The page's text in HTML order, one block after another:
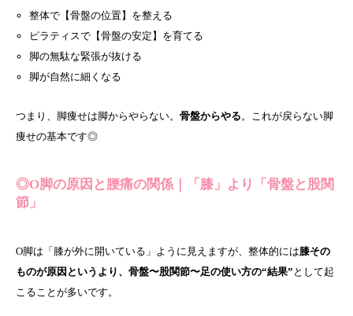
整体で【骨盤の位置】を整える
ピラティスで【骨盤の安定】を育てる
脚の無駄な緊張が抜ける
脚が自然に細くなる
つまり、脚痩せは脚からやらない。 骨盤からやる 。これが戻らない脚
痩せの基本です◎
◎O脚の原因と腰痛の関係｜「膝」より「骨盤と股関
節」
O脚は「膝が外に開いている」ように見えますが、整体的には膝その
ものが原因というより、骨盤〜股関節〜足の使い方の“結果” として起
こることが多いです。